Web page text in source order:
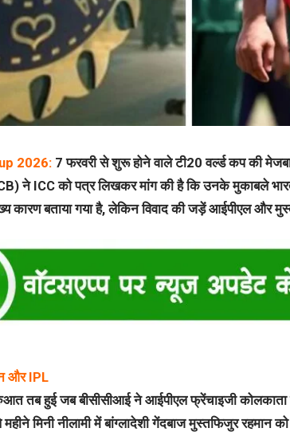
2026: 7 फरवरी से शुरू होने वाले टी20 वर्ल्ड कप की
ने ICC को पत्र लिखकर मांग की है कि उनके मुकाबले
कारण बताया गया है, लेकिन विवाद की जड़ें आईपीएल और
और IPL
तब हुई जब बीसीसीआई ने आईपीएल फ्रेंचाइजी कोलकाता
मिनी नीलामी में बांग्लादेशी गेंदबाज मुस्तफिजुर रहमान